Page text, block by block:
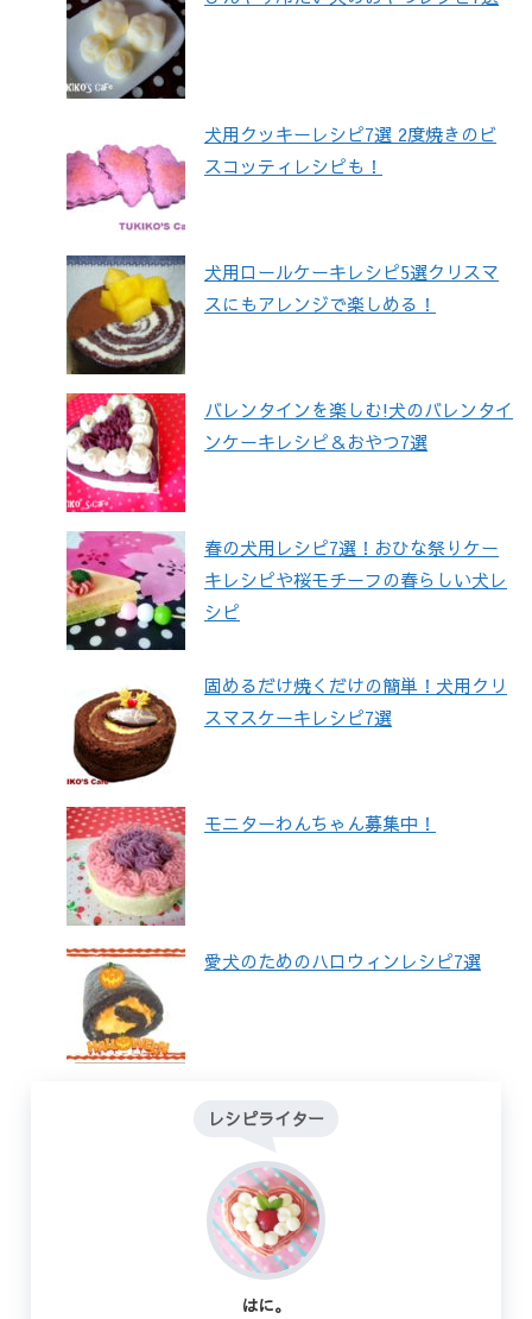
犬用クッキーレシピ7選 2度焼きのビ
スコッティレシピも！
犬用ロールケーキレシピ5選クリスマ
スにもアレンジで楽しめる！
バレンタインを楽しむ!犬のバレンタイ
ンケーキレシピ＆おやつ7選
春の犬用レシピ7選！おひな祭りケー
キレシピや桜モチーフの春らしい犬レ
シピ
固めるだけ焼くだけの簡単！犬用クリ
スマスケーキレシピ7選
モニターわんちゃん募集中！
愛犬のためのハロウィンレシピ7選
レシピライター
はに。